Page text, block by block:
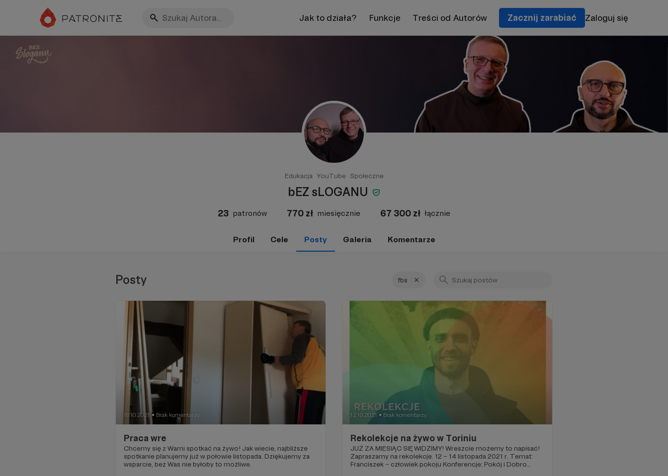
Jak to działa? Funkcje Treści od Autorów Zacznij zarabiać Zaloguj się
Edukacja YouTube Społeczne
bEZ sLOGANU
23 patronów 770 zł miesięcznie 67 300 zł łącznie
Profil Cele Posty Galeria Komentarze
Posty fbs
19.10.2021 ● Brak komentarzy
Praca wre
Chcemy się z Wami spotkać na żywo! Jak wiecie, najbliższe
spotkanie planujemy już w połowie listopada. Dziękujemy za
wsparcie, bez Was nie byłoby to możliwe.
12.10.2021 ● Brak komentarzy
Rekolekcje na żywo w Toriniu
JUŻ ZA MIESIĄC SIĘ WIDZIMY! Wreszcie możemy to napisać!
Zapraszamy na rekolekcje. 12 – 14 listopada 2021 r. Temat:
Franciszek – człowiek pokoju Konferencje: Pokój i Dobro